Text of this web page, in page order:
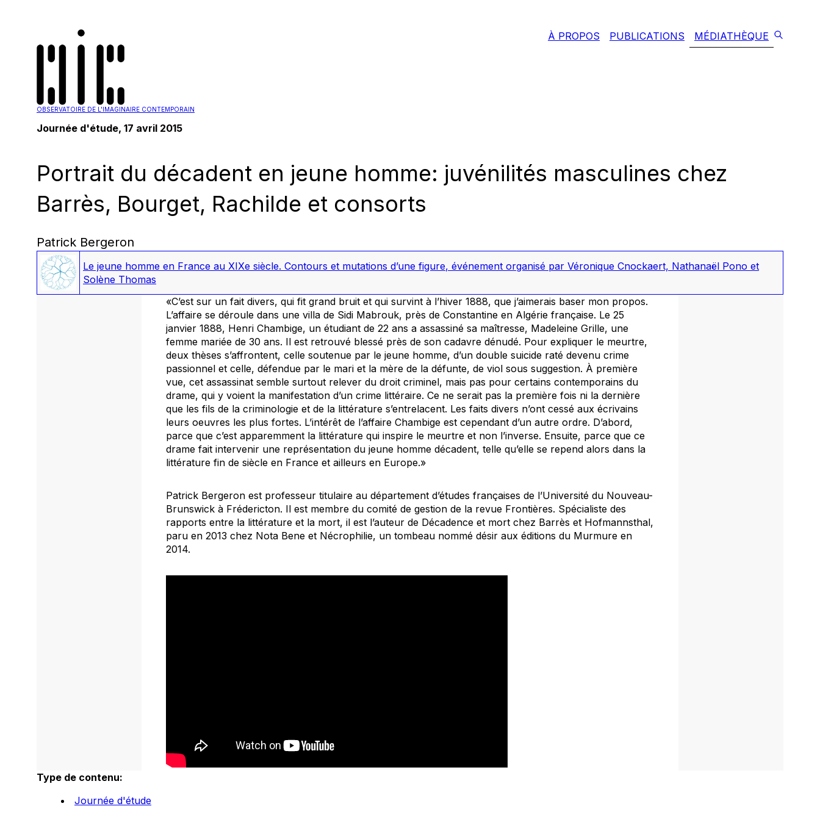
OBSERVATOIRE DE L'IMAGINAIRE CONTEMPORAIN
À PROPOS PUBLICATIONS MÉDIATHÈQUE
Journée d'étude, 17 avril 2015
Portrait du décadent en jeune homme: juvénilités masculines chez
Barrès, Bourget, Rachilde et consorts
Patrick Bergeron
Le jeune homme en France au XIXe siècle. Contours et mutations d’une figure, événement organisé par Véronique Cnockaert, Nathanaël Pono et
Solène Thomas
«C’est sur un fait divers, qui fit grand bruit et qui survint à l’hiver 1888, que j’aimerais baser mon propos.
L’affaire se déroule dans une villa de Sidi Mabrouk, près de Constantine en Algérie française. Le 25
janvier 1888, Henri Chambige, un étudiant de 22 ans a assassiné sa maîtresse, Madeleine Grille, une
femme mariée de 30 ans. Il est retrouvé blessé près de son cadavre dénudé. Pour expliquer le meurtre,
deux thèses s’affrontent, celle soutenue par le jeune homme, d’un double suicide raté devenu crime
passionnel et celle, défendue par le mari et la mère de la défunte, de viol sous suggestion. À première
vue, cet assassinat semble surtout relever du droit criminel, mais pas pour certains contemporains du
drame, qui y voient la manifestation d’un crime littéraire. Ce ne serait pas la première fois ni la dernière
que les fils de la criminologie et de la littérature s’entrelacent. Les faits divers n’ont cessé aux écrivains
leurs oeuvres les plus fortes. L’intérêt de l’affaire Chambige est cependant d’un autre ordre. D’abord,
parce que c’est apparemment la littérature qui inspire le meurtre et non l’inverse. Ensuite, parce que ce
drame fait intervenir une représentation du jeune homme décadent, telle qu’elle se repend alors dans la
littérature fin de siècle en France et ailleurs en Europe.»
Patrick Bergeron est professeur titulaire au département d’études françaises de l’Université du Nouveau-
Brunswick à Frédericton. Il est membre du comité de gestion de la revue Frontières. Spécialiste des
rapports entre la littérature et la mort, il est l’auteur de Décadence et mort chez Barrès et Hofmannsthal,
paru en 2013 chez Nota Bene et Nécrophilie, un tombeau nommé désir aux éditions du Murmure en
2014.
Type de contenu:
Journée d'étude